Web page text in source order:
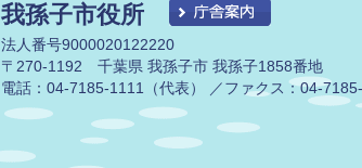
我孫子市役所
法人番号9000020122220
〒270-1192 千葉県 我孫子市 我孫子1858番地
電話：04-7185-1111（代表） ／ファクス：04-